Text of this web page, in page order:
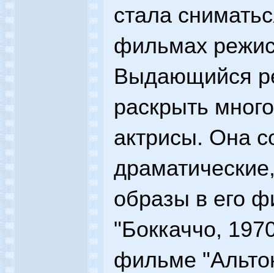
стала
фильмах
Выдающийся
раскрыть
актрисы. Она
образы в его
"Боккаччо,
фильме